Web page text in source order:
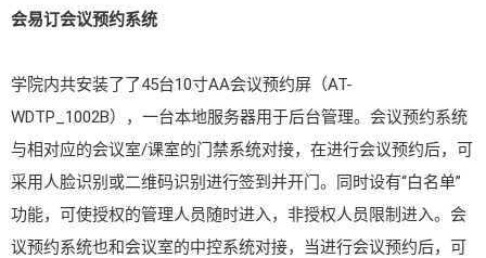
会易订会议预约系统
学院内共安装了了45台10寸AA会议预约屏（AT-
WDTP_1002B），一台本地服务器用于后台管理。会议预约系统
与相对应的会议室/课室的门禁系统对接，在进行会议预约后，可
采用人脸识别或二维码识别进行签到并开门。同时设有“白名单”
功能，可使授权的管理人员随时进入，非授权人员限制进入。会
议预约系统也和会议室的中控系统对接，当进行会议预约后，可